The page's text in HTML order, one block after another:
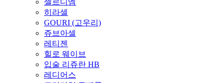
히라셀
GOURI (고우리)
쥬브아셀
레티젠
힐로 웨이브
입술 리쥬란 HB
레디어스